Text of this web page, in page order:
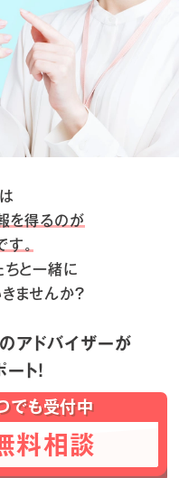
を得るのが
。
ちと一緒に
ませんか？
アドバイザーが
ト！
も受付中
料相談